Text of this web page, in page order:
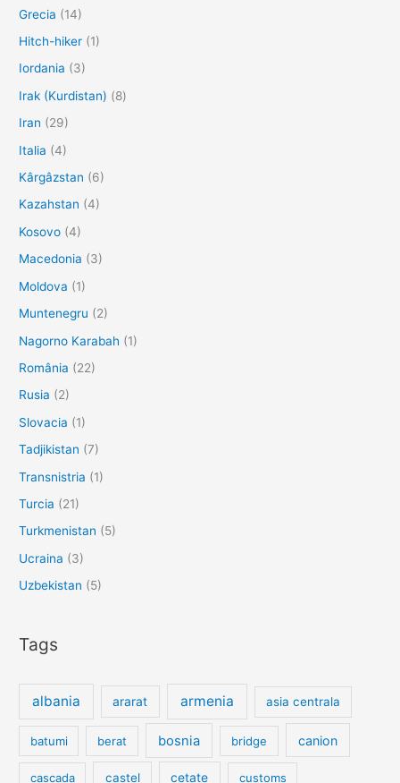
Grecia (14)
Hitch-hiker (1)
Iordania (3)
Irak (Kurdistan) (8)
Iran (29)
Italia (4)
Kârgâzstan (6)
Kazahstan (4)
Kosovo (4)
Macedonia (3)
Moldova (1)
Muntenegru (2)
Nagorno Karabah (1)
România (22)
Rusia (2)
Slovacia (1)
Tadjikistan (7)
Transnistria (1)
Turcia (21)
Turkmenistan (5)
Ucraina (3)
Uzbekistan (5)
Tags
albania ararat armenia asia centrala
batumi berat bosnia bridge canion
cascada castel cetate customs